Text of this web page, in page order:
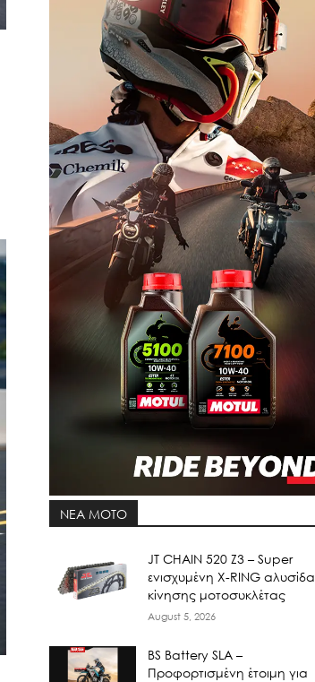
ΝΕΑ MOTO
JT CHAIN 520 Ζ3 – Super
ενισχυμένη X-RING αλυσίδα
κίνησης μοτοσυκλέτας
August 5, 2026
BS Battery SLA –
Προφορτισμένη έτοιμη για